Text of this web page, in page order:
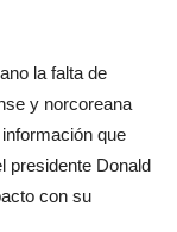
la falta de
y norcoreana
que
presidente Donald
con su